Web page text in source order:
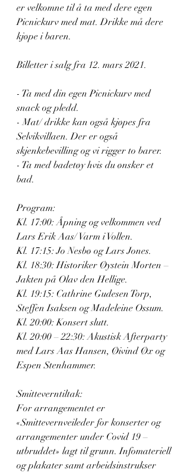
er velkomne til å ta med dere egen
Picnickurv med mat. Drikke må dere
kjøpe i baren.
Billetter i salg fra 12. mars 2021.
- Ta med din egen Picnickurv med
snack og pledd.
- Mat/ drikke kan også kjøpes fra
Selvikvillaen. Der er også
skjenkebevilling og vi rigger to barer.
- Ta med badetøy hvis du ønsker et
bad.
Program:
Kl. 17:00: Åpning og velkommen ved
Lars Erik Aas/ Varm i Vollen.
Kl. 17:15: Jo Nesbø og Lars Jones.
Kl. 18:30: Historiker Øystein Morten –
Jakten på Olav den Hellige.
Kl. 19:15: Cathrine Gudesen Torp,
Steffen Isaksen og Madeleine Ossum.
Kl. 20:00: Konsert slutt.
Kl. 20:00 – 22:30: Akustisk Afterparty
med Lars Aas Hansen, Øivind Øx og
Espen Stenhammer.
Smitteverntiltak:
For arrangementet er
«Smittevernveileder for konserter og
arrangementer under Covid 19 –
utbruddet» lagt til grunn. Infomateriell
og plakater samt arbeidsinstrukser